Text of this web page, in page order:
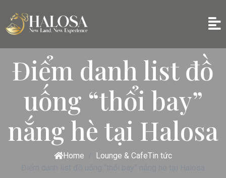
Điểm danh list đồ
uống “thổi bay”
nắng hè tại Halosa
Home Lounge & CafeTin tức